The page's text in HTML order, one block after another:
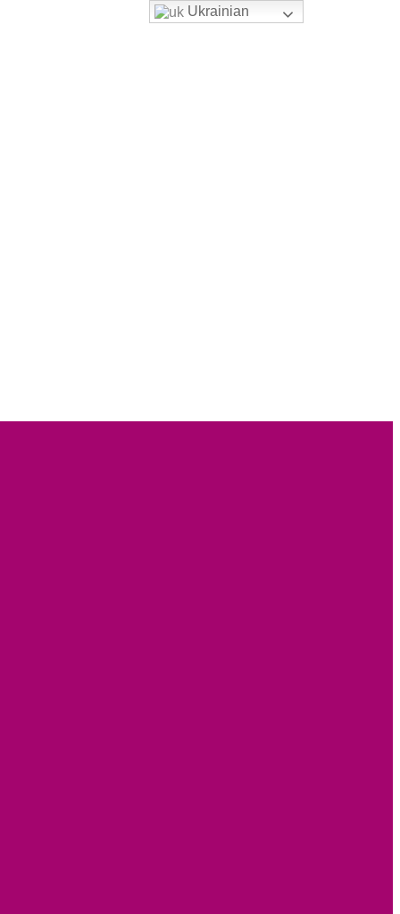
Ukrainian